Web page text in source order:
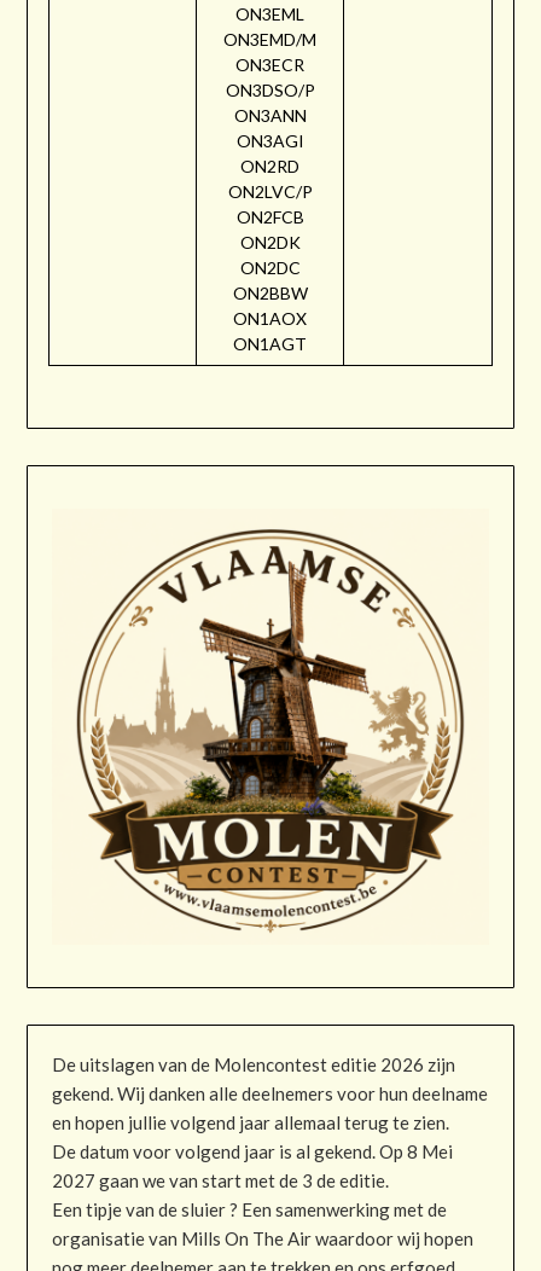
ON3EML
ON3EMD/M
ON3ECR
ON3DSO/P
ON3ANN
ON3AGI
ON2RD
ON2LVC/P
ON2FCB
ON2DK
ON2DC
ON2BBW
ON1AOX
ON1AGT
De uitslagen van de Molencontest editie 2026 zijn
gekend. Wij danken alle deelnemers voor hun deelname
en hopen jullie volgend jaar allemaal terug te zien.
De datum voor volgend jaar is al gekend. Op 8 Mei
2027 gaan we van start met de 3 de editie.
Een tipje van de sluier ? Een samenwerking met de
organisatie van Mills On The Air waardoor wij hopen